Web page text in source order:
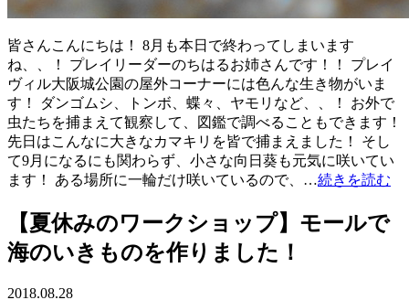
皆さんこんにちは！ 8月も本日で終わってしまいます
ね、、！ プレイリーダーのちはるお姉さんです！！ プレイ
ヴィル大阪城公園の屋外コーナーには色んな生き物がいま
す！ ダンゴムシ、トンボ、蝶々、ヤモリなど、、！ お外で
虫たちを捕まえて観察して、図鑑で調べることもできます！
先日はこんなに大きなカマキリを皆で捕まえました！ そし
て9月になるにも関わらず、小さな向日葵も元気に咲いてい
ます！ ある場所に一輪だけ咲いているので、…続きを読む
【夏休みのワークショップ】モールで
海のいきものを作りました！
2018.08.28